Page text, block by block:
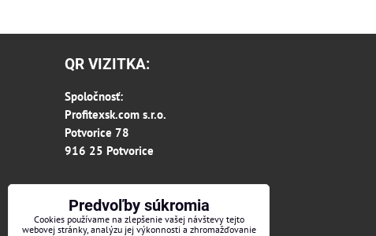
QR VIZITKA:
Spoločnosť:
Profitexsk.com s.r.o.
Potvorice 78
916 25 Potvorice
Predvoľby súkromia
Cookies používame na zlepšenie vašej návštevy tejto
webovej stránky, analýzu jej výkonnosti a zhromažďovanie